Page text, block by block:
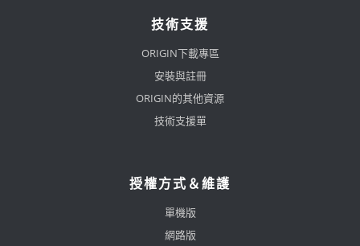
技術支援
ORIGIN下載專區
安裝與註冊
ORIGIN的其他資源
技術支援單
授權方式＆維護
單機版
網路版